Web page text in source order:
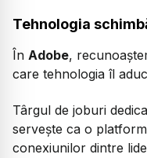
Tehnologia
În Adobe,
care tehnologia îl
Târgul de joburi
servește ca o
conexiunilor dintre